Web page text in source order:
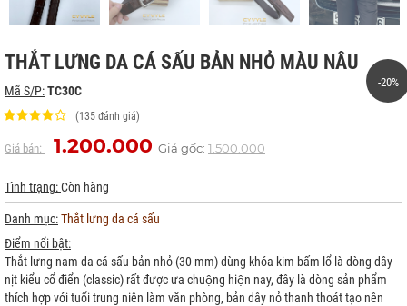
-20%
THẮT LƯNG DA CÁ SẤU BẢN NHỎ MÀU NÂU
Mã S/P:TC30C
(135 đánh giá)
Giá bán: 1.200.000 Giá gốc: 1.500.000
Tình trạng:Còn hàng
Danh mục:Thắt lưng da cá sấu
Điểm nổi bật:
Thắt lưng nam da cá sấu bản nhỏ (30 mm) dùng khóa kim bấm lổ là dòng dây
nịt kiểu cổ điển (classic) rất được ưa chuộng hiện nay, đây là dòng sản phẩm
thích hợp với tuổi trung niên làm văn phòng, bản dây nỏ thanh thoát tạo nên